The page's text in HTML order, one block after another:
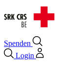
Spenden
Login